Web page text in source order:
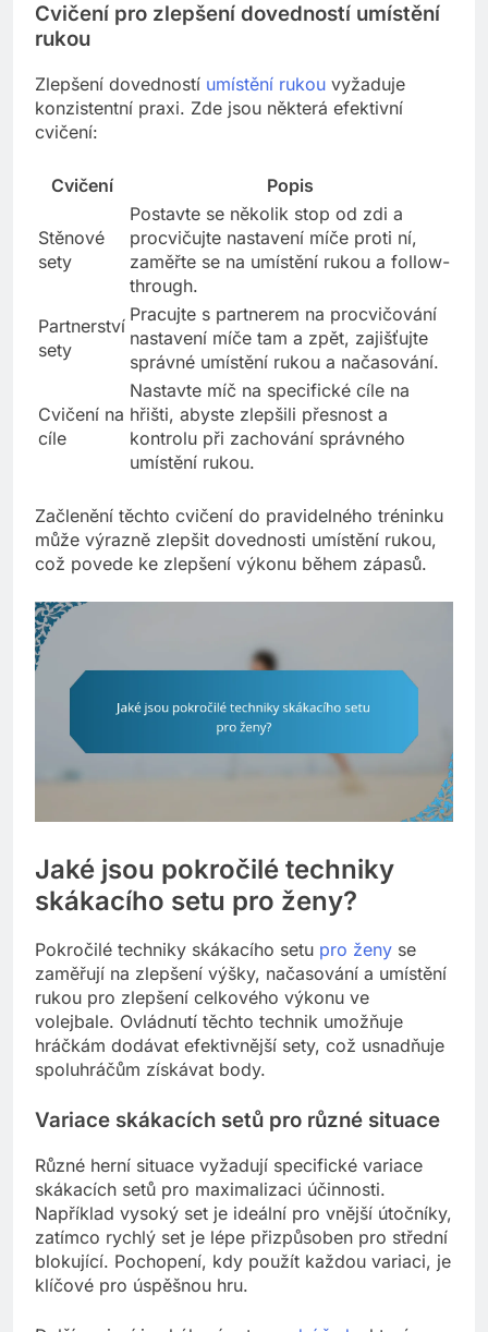
Cvičení pro zlepšení dovedností umístění
rukou
Zlepšení dovedností umístění rukou vyžaduje
konzistentní praxi. Zde jsou některá efektivní
cvičení:
Cvičení Popis
Stěnové
sety
Postavte se několik stop od zdi a
procvičujte nastavení míče proti ní,
zaměřte se na umístění rukou a follow-
through.
Partnerství
sety
Pracujte s partnerem na procvičování
nastavení míče tam a zpět, zajišťujte
správné umístění rukou a načasování.
Cvičení na
cíle
Nastavte míč na specifické cíle na
hřišti, abyste zlepšili přesnost a
kontrolu při zachování správného
umístění rukou.
Začlenění těchto cvičení do pravidelného tréninku
může výrazně zlepšit dovednosti umístění rukou,
což povede ke zlepšení výkonu během zápasů.
Jaké jsou pokročilé techniky
skákacího setu pro ženy?
Pokročilé techniky skákacího setu pro ženy se
zaměřují na zlepšení výšky, načasování a umístění
rukou pro zlepšení celkového výkonu ve
volejbale. Ovládnutí těchto technik umožňuje
hráčkám dodávat efektivnější sety, což usnadňuje
spoluhráčům získávat body.
Variace skákacích setů pro různé situace
Různé herní situace vyžadují specifické variace
skákacích setů pro maximalizaci účinnosti.
Například vysoký set je ideální pro vnější útočníky,
zatímco rychlý set je lépe přizpůsoben pro střední
blokující. Pochopení, kdy použít každou variaci, je
klíčové pro úspěšnou hru.